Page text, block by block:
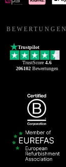
BEWERTUNGEN
Trustpilot
TrustScore 4.6
206102Bewertungen